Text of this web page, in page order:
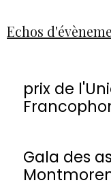
Echos
prix de
Gala des